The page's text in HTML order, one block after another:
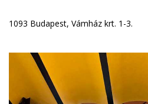
1093 Budapest, Vámház krt. 1-3.